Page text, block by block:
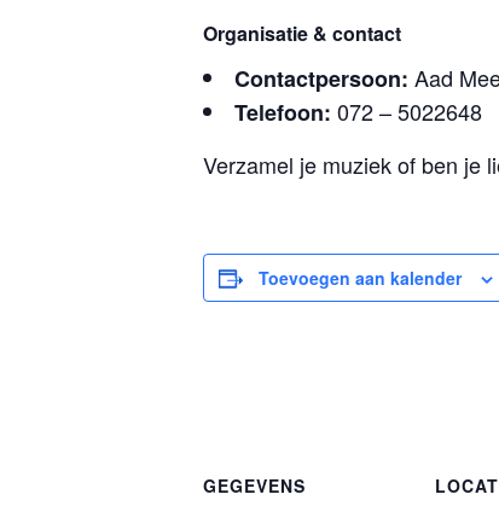
Organisatie & contact
Contactpersoon: Aad
Telefoon: 072 – 5022648
Verzamel je muziek of ben je
Toevoegen aan kalender
GEGEVENS